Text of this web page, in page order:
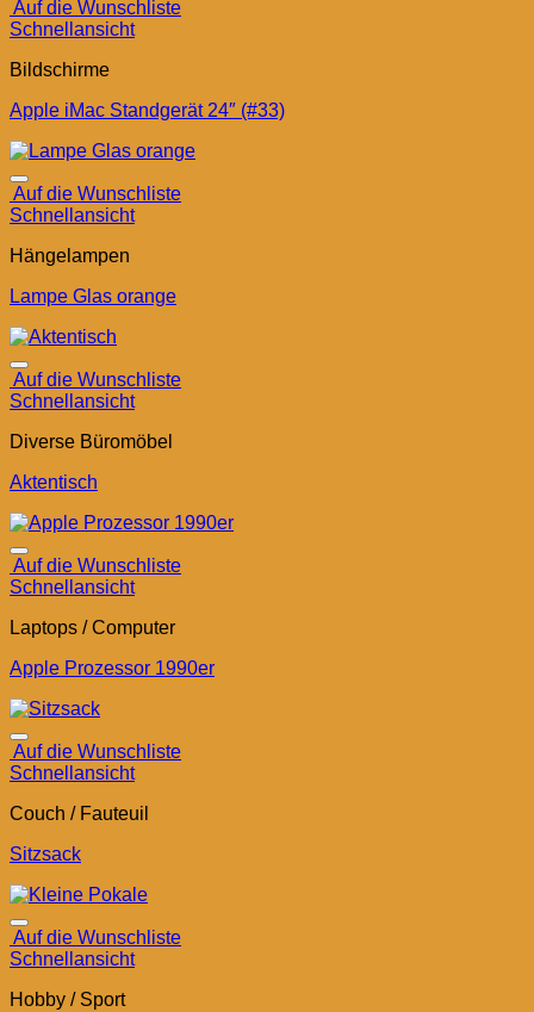
Auf die Wunschliste
Schnellansicht
Bildschirme
Apple iMac Standgerät 24″ (#33)
Auf die Wunschliste
Schnellansicht
Hängelampen
Lampe Glas orange
Auf die Wunschliste
Schnellansicht
Diverse Büromöbel
Aktentisch
Auf die Wunschliste
Schnellansicht
Laptops / Computer
Apple Prozessor 1990er
Auf die Wunschliste
Schnellansicht
Couch / Fauteuil
Sitzsack
Auf die Wunschliste
Schnellansicht
Hobby / Sport